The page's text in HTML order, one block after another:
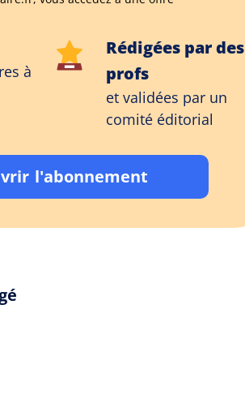
à
Rédigées par des
profs
et validées par un
comité éditorial
l'abonnement